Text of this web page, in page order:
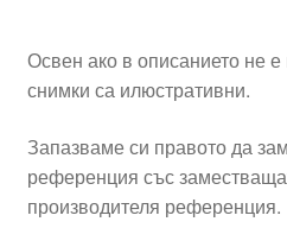
Освен ако в описанието не е
снимки са илюстративни.
Запазваме си правото да
референция със
производителя референция.